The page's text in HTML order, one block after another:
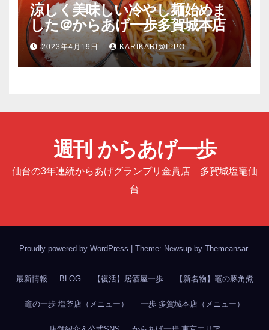
涼しく美味しい冷やし麺始めま
した＠からあげ一歩多賀城本店
2023年4月19日 KARIKARI@IPPO
週刊 からあげ一歩
仙台の3年連続からあげグランプリ金賞店 多賀城塩竈仙
台
Proudly powered by WordPress | Theme: Newsup by Themeansar.
最新情報 BLOG 【復活】居酒屋一歩 【新名物】竈の豚角煮
竈の一歩 塩釜店（メニュー） 一歩 多賀城本店（メニュー）